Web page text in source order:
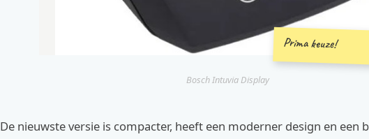
Prima keuze!
Bosch Intuvia Display
De nieuwste versie is compacter, heeft een moderner design en een